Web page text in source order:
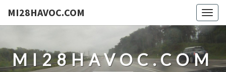
MI28HAVOC.COM
MI28HAVOC.COM